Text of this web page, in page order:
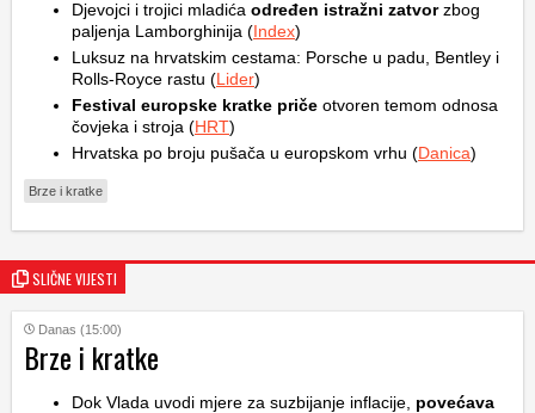
Djevojci i trojici mladića određen istražni zatvorzbog
paljenja Lamborghinija (Index)
Luksuz na hrvatskim cestama: Porsche u padu, Bentley i
Rolls-Royce rastu (Lider)
Festival europske kratke priče otvoren temom odnosa
čovjeka i stroja (HRT)
Hrvatska po broju pušača u europskom vrhu (Danica)
Brze i kratke
SLIČNE VIJESTI
Danas (15:00)
Brze i kratke
Dok Vlada uvodi mjere za suzbijanje inflacije, povećava